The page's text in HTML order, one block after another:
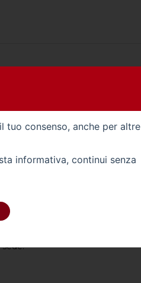
Colore Esterno -
consenso, anche per altre
informativa, continui senza